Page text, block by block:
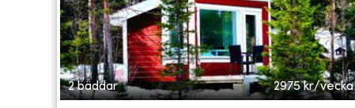
2 bäddar 2975 kr/vecka